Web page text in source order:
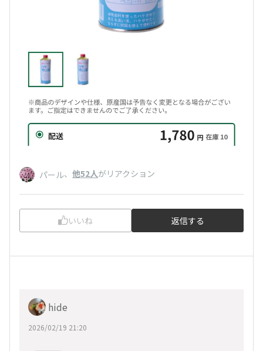
パール、 他52人がリアクション
いいね 返信する
hide
2026/02/19 21:20